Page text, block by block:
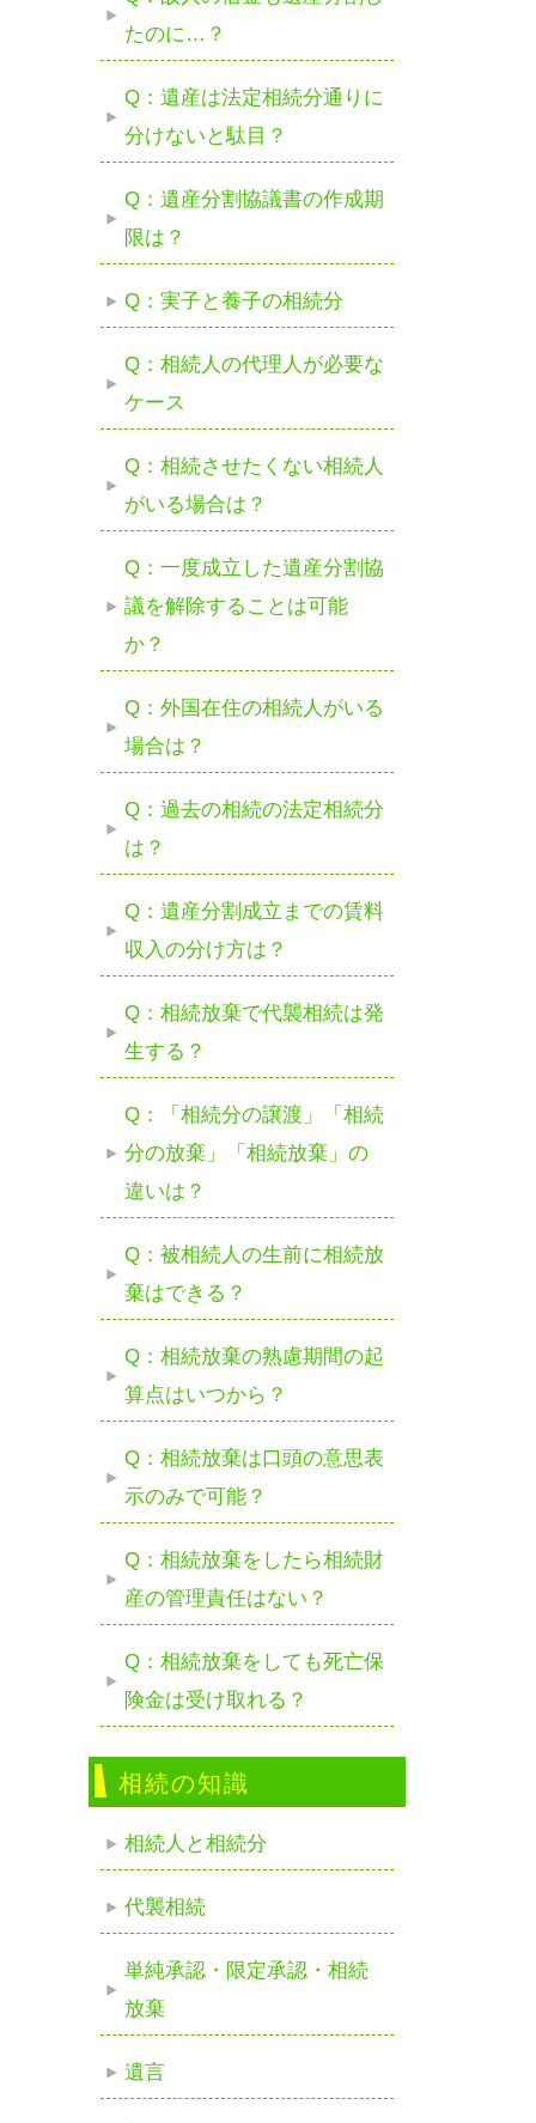
たのに…？
Q：遺産は法定相続分通りに
分けないと駄目？
Q：遺産分割協議書の作成期
限は？
Q：実子と養子の相続分
Q：相続人の代理人が必要な
ケース
Q：相続させたくない相続人
がいる場合は？
Q：一度成立した遺産分割協
議を解除することは可能
か？
Q：外国在住の相続人がいる
場合は？
Q：過去の相続の法定相続分
は？
Q：遺産分割成立までの賃料
収入の分け方は？
Q：相続放棄で代襲相続は発
生する？
Q：「相続分の譲渡」「相続
分の放棄」「相続放棄」の
違いは？
Q：被相続人の生前に相続放
棄はできる？
Q：相続放棄の熟慮期間の起
算点はいつから？
Q：相続放棄は口頭の意思表
示のみで可能？
Q：相続放棄をしたら相続財
産の管理責任はない？
Q：相続放棄をしても死亡保
険金は受け取れる？
相続の知識
相続人と相続分
代襲相続
単純承認・限定承認・相続
放棄
遺言